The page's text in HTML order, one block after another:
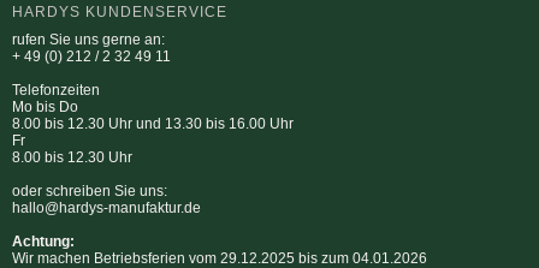
HARDYS KUNDENSERVICE
rufen Sie uns gerne an:
+ 49 (0) 212 / 2 32 49 11
Telefonzeiten
Mo bis Do
8.00 bis 12.30 Uhr und 13.30 bis 16.00 Uhr
Fr
8.00 bis 12.30 Uhr
oder schreiben Sie uns:
hallo@hardys-manufaktur.de
Achtung:
Wir machen Betriebsferien vom 29.12.2025 bis zum 04.01.2026